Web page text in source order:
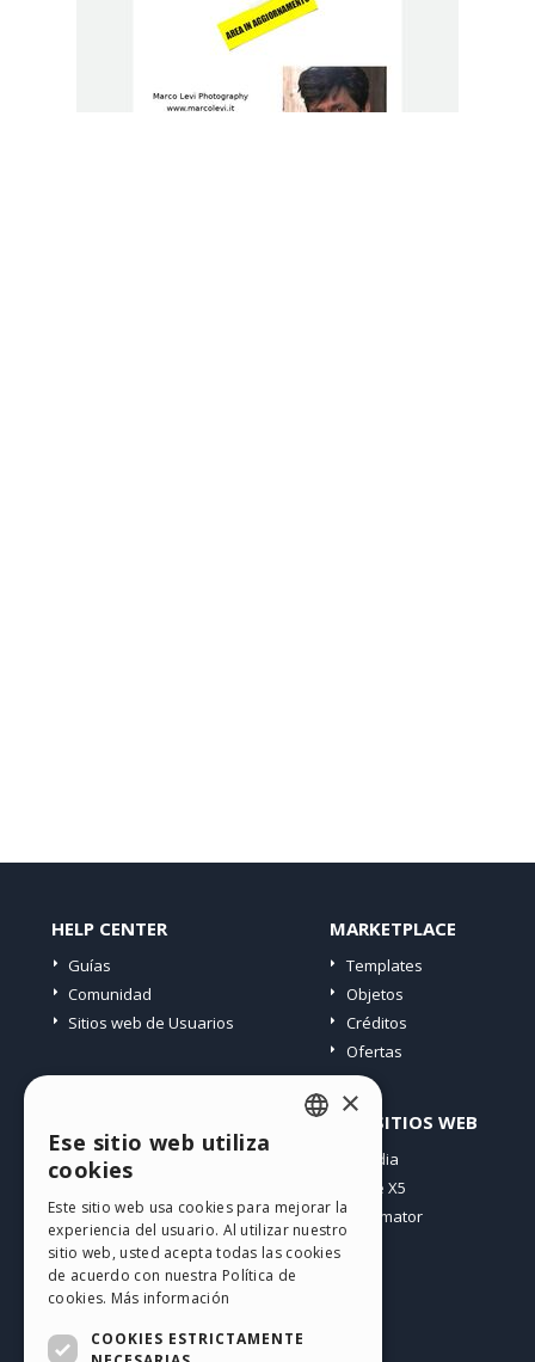
HELP CENTER
Guías
Comunidad
Sitios web de Usuarios
MARKETPLACE
Templates
Objetos
Créditos
Ofertas
Mis post
Mis download
Espacio Web
Mis Créditos
OTROS SITIOS WEB
Incomedia
WebSite X5
WebAnimator
GERMAN
SPANISH
×
Ese sitio web utiliza
cookies
Este sitio web usa cookies para mejorar la
experiencia del usuario. Al utilizar nuestro
sitio web, usted acepta todas las cookies
de acuerdo con nuestra Política de
cookies. Más información
COOKIES ESTRICTAMENTE